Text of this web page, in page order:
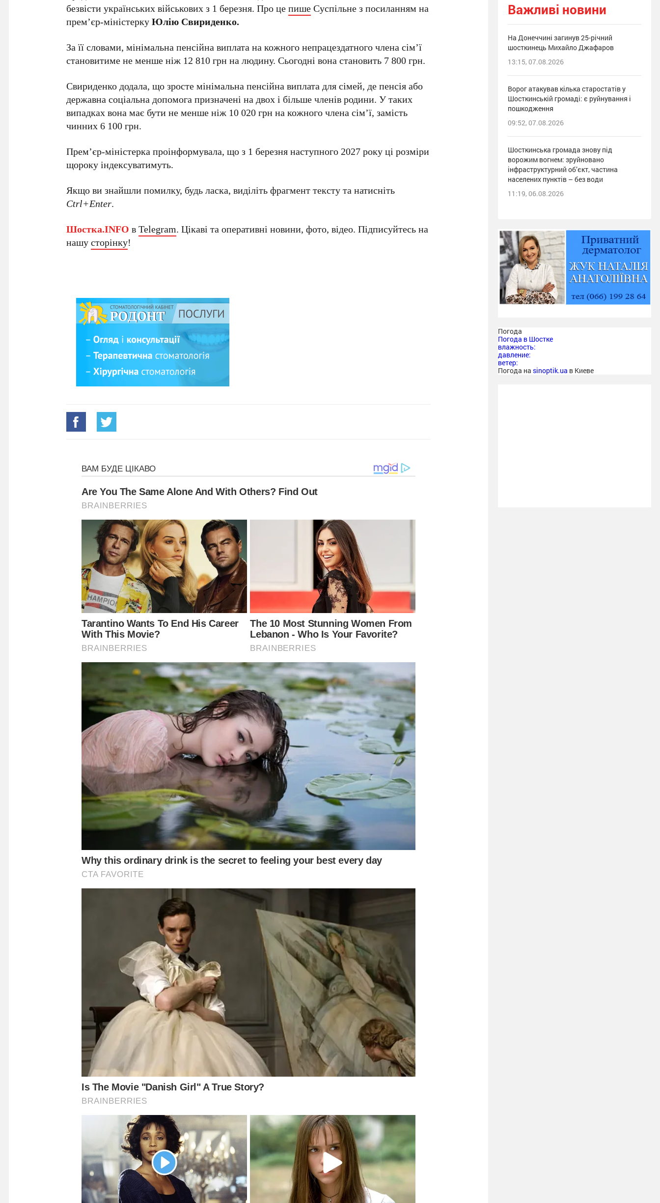
безвісти українських військових з 1 березня. Про цепишеСуспільне з посиланням на
прем’єр-міністеркуЮлію Свириденко.
За її словами, мінімальна пенсійна виплата на кожного непрацездатного члена сім’ї
становитиме не менше ніж 12 810 грн на людину. Сьогодні вона становить 7 800 грн.
Свириденко додала, що зросте мінімальна пенсійна виплата для сімей, де пенсія або
державна соціальна допомога призначені на двох і більше членів родини. У таких
випадках вона має бути не менше ніж 10 020 грн на кожного члена сім’ї, замість
чинних 6 100 грн.
Прем’єр-міністерка проінформувала, що з 1 березня наступного 2027 року ці розміри
щороку індексуватимуть.
Якщо ви знайшли помилку, будь ласка, виділіть фрагмент тексту та натисніть
Ctrl+Enter.
Шостка.INFO вTelegram. Цікаві та оперативні новини, фото, відео. Підписуйтесь на
нашусторінку!
Важливі новини
На Донеччині загинув 25-річний
шосткинець Михайло Джафаров
13:15, 07.08.2026
Ворог атакував кілька старостатів у
Шосткинській громаді: є руйнування і
пошкодження
09:52, 07.08.2026
Шосткинська громада знову під
ворожим вогнем: зруйновано
інфраструктурний об’єкт, частина
населених пунктів – без води
11:19, 06.08.2026
Погода
Погода в Шостке
влажность:
давление:
ветер:
Погода на sinoptik.ua в Киеве